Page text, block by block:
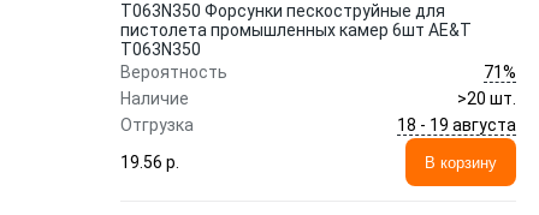
T063N350 Форсунки пескоструйные для
пистолета промышленных камер 6шт AE&T
T063N350
Вероятность
71%
Наличие
>20 шт.
Отгрузка
18 - 19 августа
19.56 p.
В корзину